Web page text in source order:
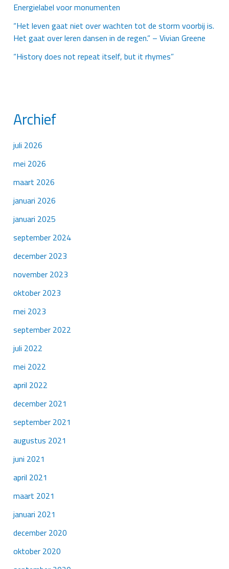
Energielabel voor monumenten
“Het leven gaat niet over wachten tot de storm voorbij is.
Het gaat over leren dansen in de regen.” – Vivian Greene
“History does not repeat itself, but it rhymes”
Archief
juli 2026
mei 2026
maart 2026
januari 2026
januari 2025
september 2024
december 2023
november 2023
oktober 2023
mei 2023
september 2022
juli 2022
mei 2022
april 2022
december 2021
september 2021
augustus 2021
juni 2021
april 2021
maart 2021
januari 2021
december 2020
oktober 2020